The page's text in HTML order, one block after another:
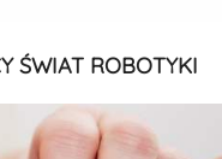
ŚWIAT ROBOTYKI